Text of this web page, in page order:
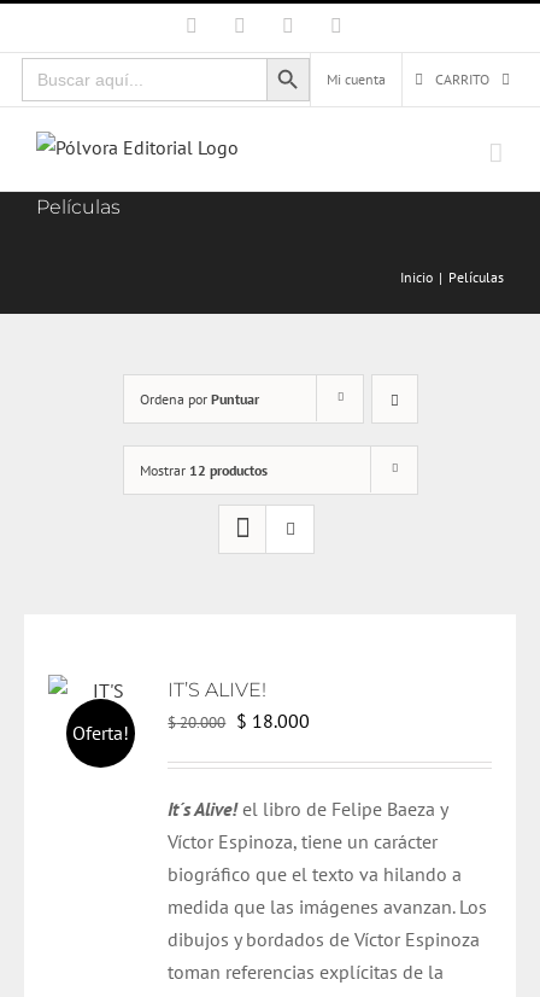
al
contenido
Facebook Instagram
Buscar:
Botón de búsqueda
Mi cuenta
CARRITO
Películas
Inicio Películas
Ordena por Puntuar
Mostrar 12 productos
Oferta!
IT’S ALIVE!
$20.000 El
era:
$ 20.000.
$ 18.000
es:
$ 18.000.
It´s Alive!el libro de Felipe Baeza y
Víctor Espinoza, tiene un carácter
biográfico que el texto va hilando a
medida que las imágenes avanzan. Los
dibujos y bordados de Víctor Espinoza
toman referencias explícitas de la